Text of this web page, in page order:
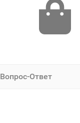
Вопрос-Ответ